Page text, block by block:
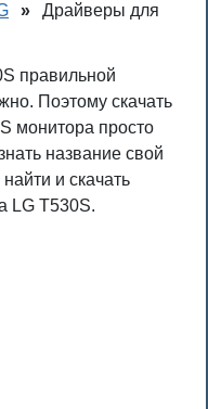
»
Драйверы для
правильной
Поэтому скачать
монитора просто
название свой
и скачать
LG T530S.